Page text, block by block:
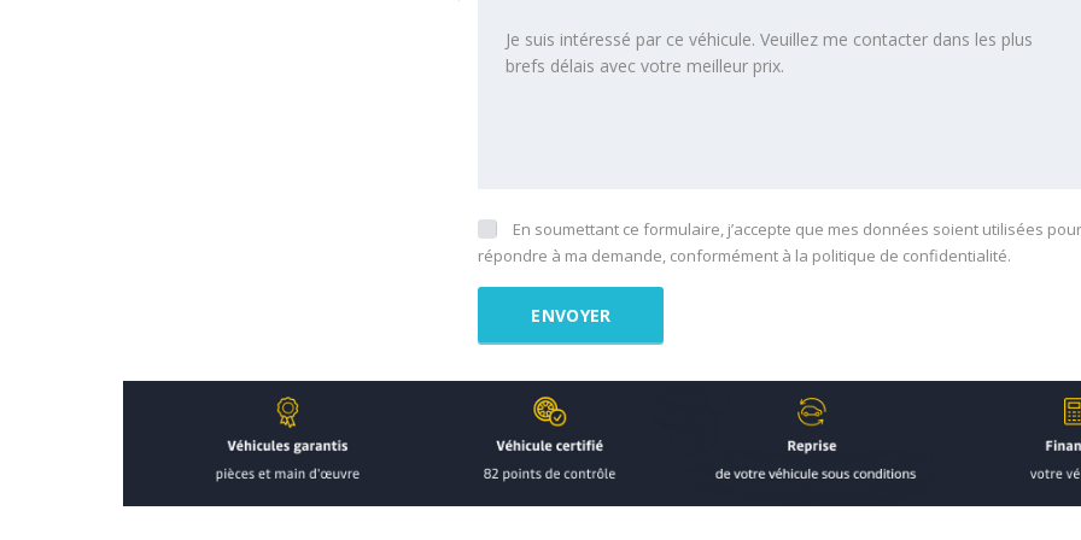
En soumettant ce formulaire, j’accepte que mes données soient utilisées
répondre à ma demande, conformément à la politique de confidentialité.
La Garantie Perte financière intervient en cas de :